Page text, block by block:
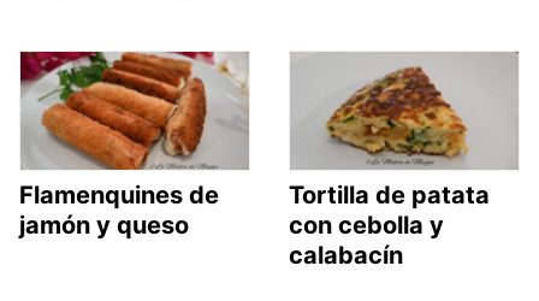
Flamenquines de
jamón y queso
Tortilla de patata
con cebolla y
calabacín